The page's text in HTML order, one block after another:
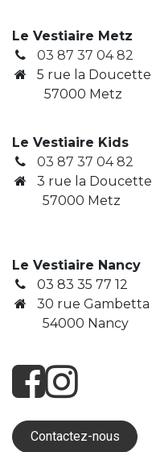
Le Vestiaire Metz
03 87 37 04 82
5 rue la Doucette
57000 Metz
Le Vestiaire Kids
03 87 37 04 82
3 rue la Doucette
​ 57000 Metz
Le Vestiaire Nancy
03 83 35 77 12
30 rue Gambetta
​ 54000 Nancy
Contactez-nous